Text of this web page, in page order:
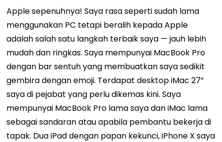
Apple sepenuhnya! Saya rasa seperti sudah lama
menggunakan PC tetapi beralih kepada Apple
adalah salah satu langkah terbaik saya — jauh lebih
mudah dan ringkas. Saya mempunyai MacBook Pro
dengan bar sentuh yang membuatkan saya sedikit
gembira dengan emoji. Terdapat desktop iMac 27”
saya di pejabat yang perlu dikemas kini. Saya
mempunyai MacBook Pro lama saya dan iMac lama
sebagai sandaran atau apabila pembantu bekerja di
tapak. Dua iPad dengan papan kekunci, iPhone X saya